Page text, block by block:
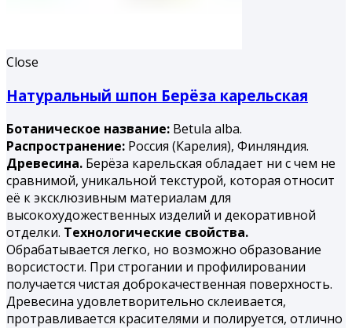
Close
Натуральный шпон Берёза карельская
Ботаническое название: Betula alba.
Распространение: Россия (Карелия), Финляндия.
Древесина. Берёза карельская обладает ни с чем не
сравнимой, уникальной текстурой, которая относит
её к эксклюзивным материалам для
высокохудожественных изделий и декоративной
отделки. Технологические свойства.
Обрабатывается легко, но воз­можно образование
ворсистости. При строгании и профилиро­вании
получается чистая доброкачественная поверхность.
Дре­весина удовлетворительно склеивается,
протравливается кра­сителями и полируется, отлично